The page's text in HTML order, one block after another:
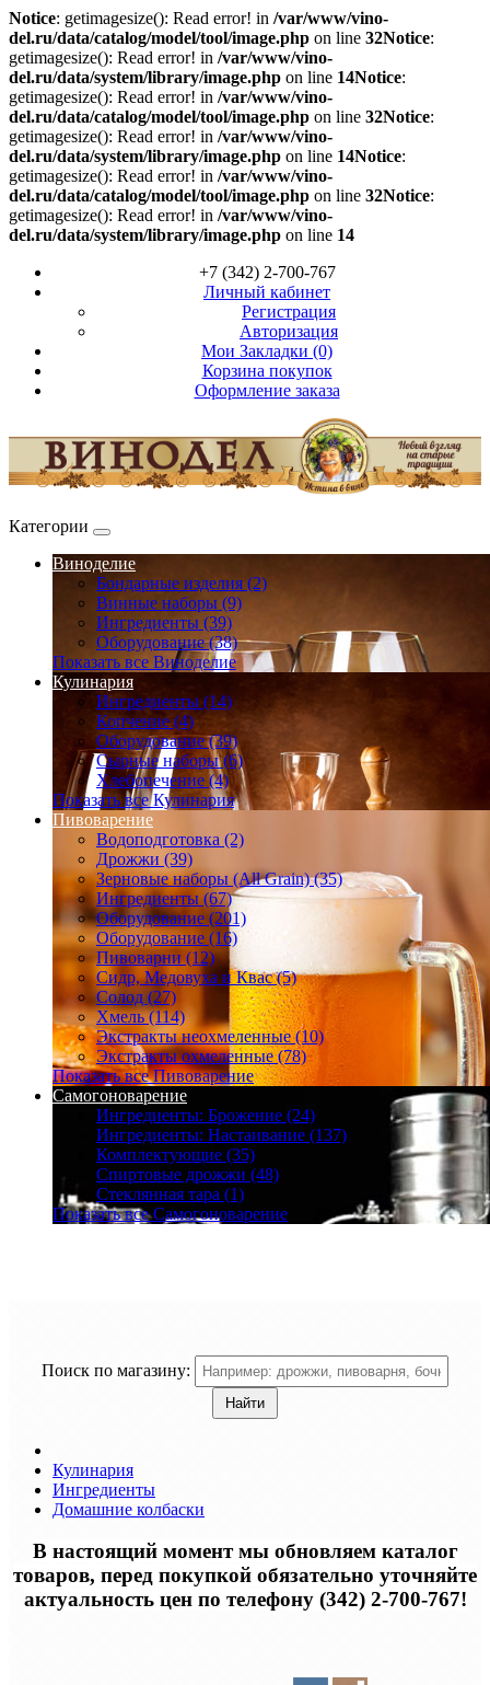
Notice: getimagesize(): Read error! in /var/www/vino-
del.ru/data/catalog/model/tool/image.php on line 32Notice:
getimagesize(): Read error! in /var/www/vino-
del.ru/data/system/library/image.php on line 14Notice:
getimagesize(): Read error! in /var/www/vino-
del.ru/data/catalog/model/tool/image.php on line 32Notice:
getimagesize(): Read error! in /var/www/vino-
del.ru/data/system/library/image.php on line 14Notice:
getimagesize(): Read error! in /var/www/vino-
del.ru/data/catalog/model/tool/image.php on line 32Notice:
getimagesize(): Read error! in /var/www/vino-
del.ru/data/system/library/image.php on line 14
+7 (342) 2-700-767
Личный кабинет
Регистрация
Авторизация
Мои Закладки (0)
Корзина покупок
Оформление заказа
Категории
Виноделие
Бондарные изделия (2)
Винные наборы (9)
Ингредиенты (39)
Оборудование (38)
Показать все Виноделие
Кулинария
Ингредиенты (14)
Копчение (4)
Оборудование (39)
Сырные наборы (6)
Хлебопечение (4)
Показать все Кулинария
Пивоварение
Водоподготовка (2)
Дрожжи (39)
Зерновые наборы (All Grain) (35)
Ингредиенты (67)
Оборудование (201)
Оборудование (16)
Пивоварни (12)
Сидр, Медовуха и Квас (5)
Солод (27)
Хмель (114)
Экстракты неохмеленные (10)
Экстракты охмеленные (78)
Показать все Пивоварение
Самогоноварение
Ингредиенты: Брожение (24)
Ингредиенты: Настаивание (137)
Комплектующие (35)
Спиртовые дрожжи (48)
Стеклянная тара (1)
Показать все Самогоноварение
Поиск по магазину:
Кулинария
Ингредиенты
Домашние колбаски
В настоящий момент мы обновляем каталог
товаров, перед покупкой обязательно уточняйте
актуальность цен по телефону (342) 2-700-767!